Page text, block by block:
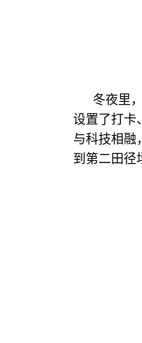
冬夜里
设置了打卡
与科技相融
到第二田径